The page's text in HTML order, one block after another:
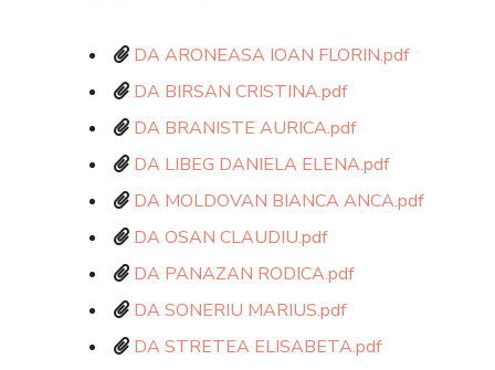
DA ARONEASA IOAN FLORIN.pdf
DA BIRSAN CRISTINA.pdf
DA BRANISTE AURICA.pdf
DA LIBEG DANIELA ELENA.pdf
DA MOLDOVAN BIANCA ANCA.pdf
DA OSAN CLAUDIU.pdf
DA PANAZAN RODICA.pdf
DA SONERIU MARIUS.pdf
DA STRETEA ELISABETA.pdf